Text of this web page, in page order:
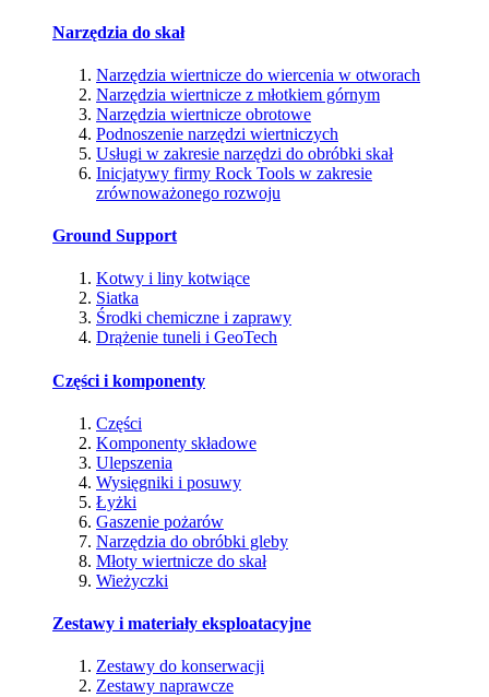
Narzędzia do skał
Narzędzia wiertnicze do wiercenia w otworach
Narzędzia wiertnicze z młotkiem górnym
Narzędzia wiertnicze obrotowe
Podnoszenie narzędzi wiertniczych
Usługi w zakresie narzędzi do obróbki skał
Inicjatywy firmy Rock Tools w zakresie
zrównoważonego rozwoju
Ground Support
Kotwy i liny kotwiące
Siatka
Środki chemiczne i zaprawy
Drążenie tuneli i GeoTech
Części i komponenty
Części
Komponenty składowe
Ulepszenia
Wysięgniki i posuwy
Łyżki
Gaszenie pożarów
Narzędzia do obróbki gleby
Młoty wiertnicze do skał
Wieżyczki
Zestawy i materiały eksploatacyjne
Zestawy do konserwacji
Zestawy naprawcze